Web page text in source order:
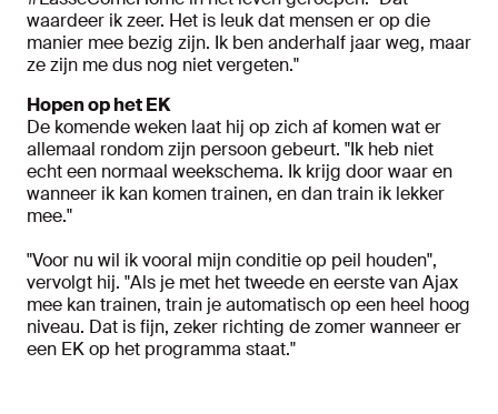
waardeer ik zeer. Het is leuk dat mensen er op die
manier mee bezig zijn. Ik ben anderhalf jaar weg, maar
ze zijn me dus nog niet vergeten."
Hopen op het EK
De komende weken laat hij op zich af komen wat er
allemaal rondom zijn persoon gebeurt. "Ik heb niet
echt een normaal weekschema. Ik krijg door waar en
wanneer ik kan komen trainen, en dan train ik lekker
mee."
"Voor nu wil ik vooral mijn conditie op peil houden",
vervolgt hij. "Als je met het tweede en eerste van Ajax
mee kan trainen, train je automatisch op een heel hoog
niveau. Dat is fijn, zeker richting de zomer wanneer er
een EK op het programma staat."